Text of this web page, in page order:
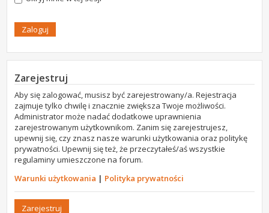
Zarejestruj
Aby się zalogować, musisz być zarejestrowany/a. Rejestracja
zajmuje tylko chwilę i znacznie zwiększa Twoje możliwości.
Administrator może nadać dodatkowe uprawnienia
zarejestrowanym użytkownikom. Zanim się zarejestrujesz,
upewnij się, czy znasz nasze warunki użytkowania oraz politykę
prywatności. Upewnij się też, że przeczytałeś/aś wszystkie
regulaminy umieszczone na forum.
Warunki użytkowania | Polityka prywatności
Zarejestruj